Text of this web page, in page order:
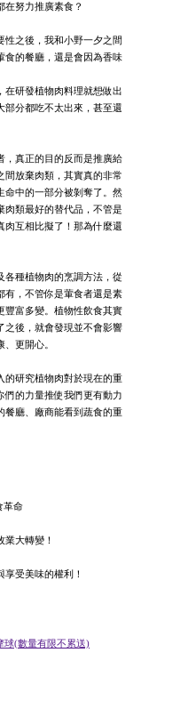
在努力推廣素食？
性之後，我和小野一夕之間
食的餐廳，還是會因為香味
在研發植物肉料理就想做出
部分都吃不太出來，甚至還
，真正的目的反而是推廣給
間放棄肉類，其實真的非常
命中的一部分被剝奪了。然
肉類最好的替代品，不管是
肉互相比擬了！那為什麼還
各種植物肉的烹調方法，從
有，不管你是葷食者還是素
豐富多變。植物性飲食其實
之後，就會發現並不會影響
更開心。
的研究植物肉對於現在的重
們的力量推使我們更有動力
餐廳、廠商能看到蔬食的重
革命
大轉變！
受美味的權利！
球(數量有限不累送)